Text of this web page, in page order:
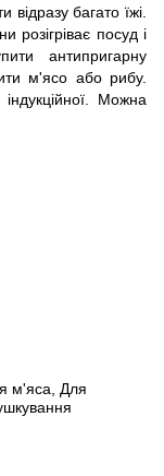
багато їжі.
розігріває посуд і
антипригарну
м'ясо або рибу.
Можна
м'яса, Для